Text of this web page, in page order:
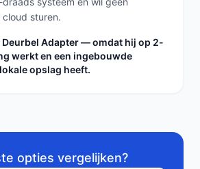
sturen.
Deurbel Adapter — omdat hij op 2-
werkt en een ingebouwde
opslag heeft.
opties vergelijken?